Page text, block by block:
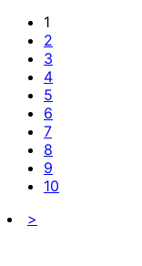
1
2
3
4
5
6
7
8
9
10
>